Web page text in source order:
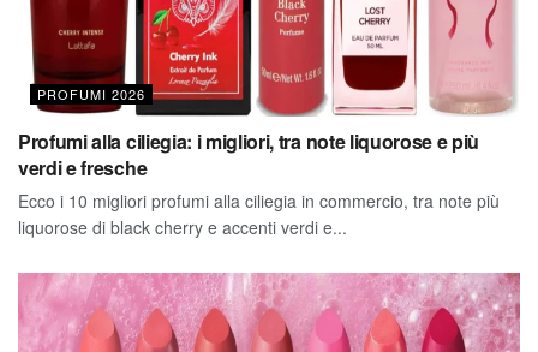
PROFUMI 2026
Profumi alla ciliegia: i migliori, tra note liquorose e più
verdi e fresche
Ecco i 10 migliori profumi alla ciliegia in commercio, tra note più
liquorose di black cherry e accenti verdi e...